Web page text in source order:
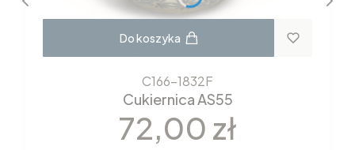
Do koszyka
C166-1832F
Cukiernica AS55
Cena
72,00 zł